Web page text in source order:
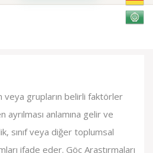
veya grupların belirli faktörler
anlamına gelir ve
sınıf veya diğer toplumsal
ifade eder. Göç Araştırmaları